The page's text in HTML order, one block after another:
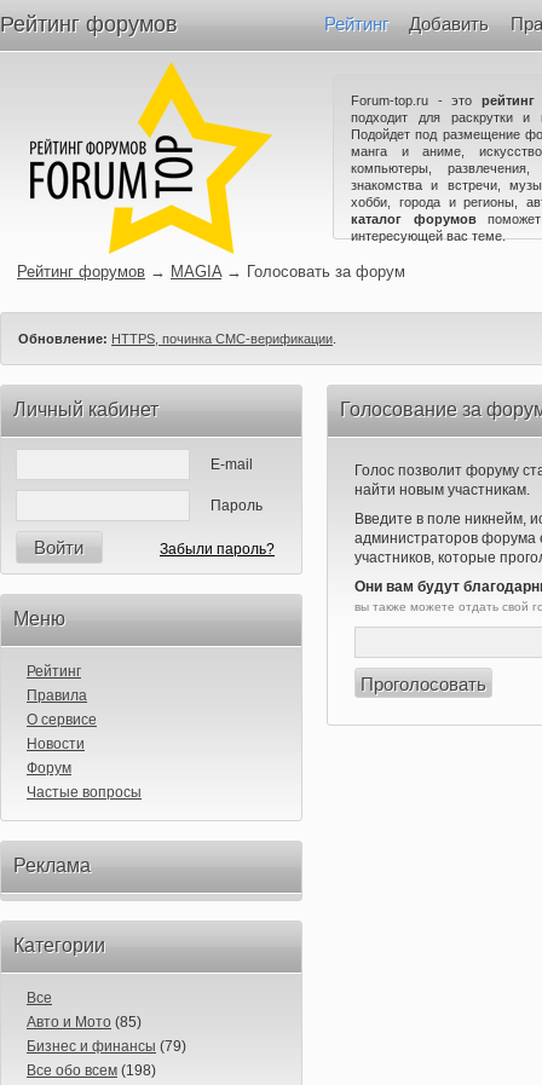
Рейтинг форумов Рейтинг Добавить
Forum-top.ru - это
подходит для раскрутки и
Подойдет под размещение
манга и аниме,
компьютеры,
знакомства и встречи,
хобби, города и регионы,
каталог форумов
интересующей вас теме.
Рейтинг форумов → MAGIA → Голосовать за форум
Обновление: HTTPS, починка СМС-верификации
Личный кабинет
E-mail
Пароль
Войти Забыли пароль?
Меню
Рейтинг
Правила
О сервисе
Новости
Форум
Частые вопросы
Реклама
Категории
Все
Авто и Мото (85)
Бизнес и финансы (79)
Все обо всем (198)
Голосование за
Голос позволит форуму
найти новым участникам.
Введите в поле никнейм,
администраторов форума
участников, которые
Они вам будут
вы также можете отдать свой